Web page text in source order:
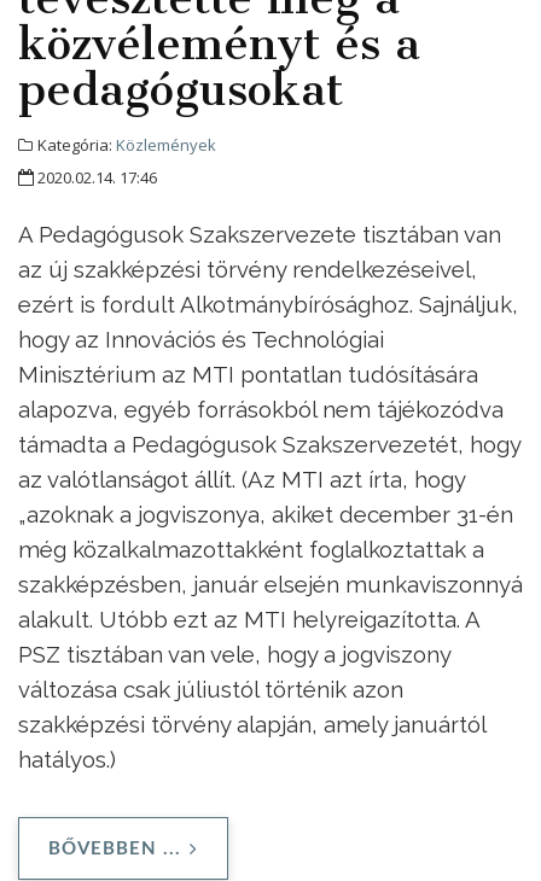
közvéleményt és a
pedagógusokat
Kategória: Közlemények
2020.02.14. 17:46
A Pedagógusok Szakszervezete tisztában van
az új szakképzési törvény rendelkezéseivel,
ezért is fordult Alkotmánybírósághoz. Sajnáljuk,
hogy az Innovációs és Technológiai
Minisztérium az MTI pontatlan tudósítására
alapozva, egyéb forrásokból nem tájékozódva
támadta a Pedagógusok Szakszervezetét, hogy
az valótlanságot állít. (Az MTI azt írta, hogy
„azoknak a jogviszonya, akiket december 31-én
még közalkalmazottakként foglalkoztattak a
szakképzésben, január elsején munkaviszonnyá
alakult. Utóbb ezt az MTI helyreigazította. A
PSZ tisztában van vele, hogy a jogviszony
változása csak júliustól történik azon
szakképzési törvény alapján, amely januártól
hatályos.)
BŐVEBBEN ...